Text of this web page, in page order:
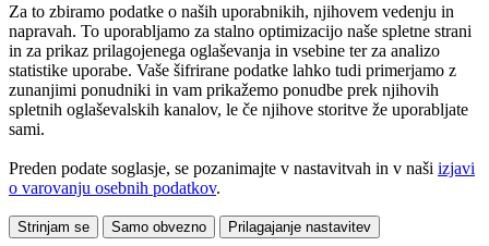
Za to zbiramo podatke o naših uporabnikih, njihovem vedenju in
napravah. To uporabljamo za stalno optimizacijo naše spletne strani
in za prikaz prilagojenega oglaševanja in vsebine ter za analizo
statistike uporabe. Vaše šifrirane podatke lahko tudi primerjamo z
zunanjimi ponudniki in vam prikažemo ponudbe prek njihovih
spletnih oglaševalskih kanalov, le če njihove storitve že uporabljate
sami.
Preden podate soglasje, se pozanimajte v nastavitvah in v naši izjavi
o varovanju osebnih podatkov.
Strinjam se Samo obvezno Prilagajanje nastavitev